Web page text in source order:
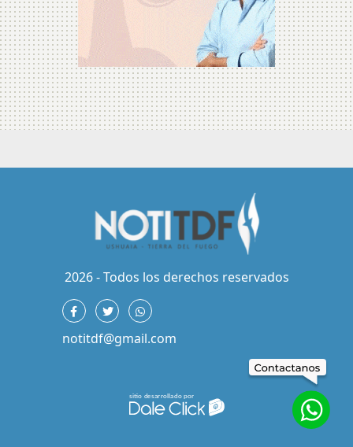
2026 - Todos los derechos reservados
notitdf@gmail.com